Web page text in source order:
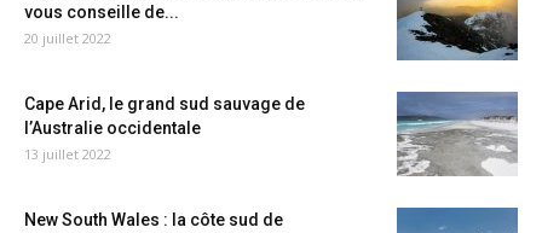
vous conseille de...
20 juillet 2022
Cape Arid, le grand sud sauvage de
l’Australie occidentale
13 juillet 2022
New South Wales : la côte sud de